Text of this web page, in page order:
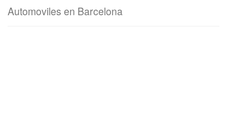
Automoviles en Barcelona